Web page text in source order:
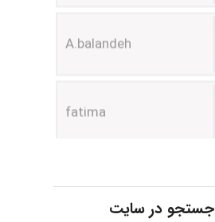
fatima
Jafar Tym
aghajari vahid
جستجو در سایت